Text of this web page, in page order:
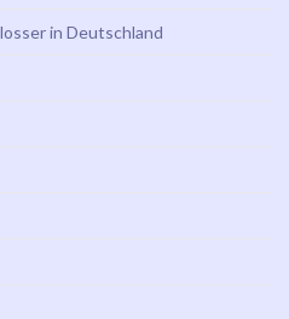
in Deutschland